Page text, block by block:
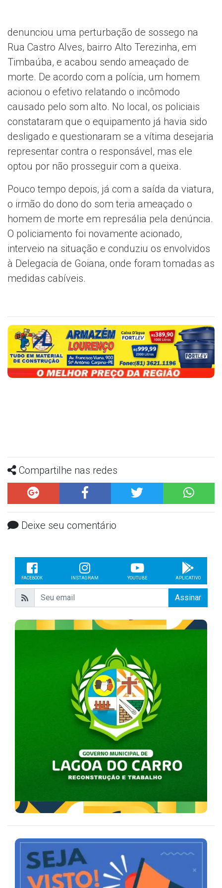
denunciou uma perturbação de sossego na
Rua Castro Alves, bairro Alto Terezinha, em
Timbaúba, e acabou sendo ameaçado de
morte. De acordo com a polícia, um homem
acionou o efetivo relatando o incômodo
causado pelo som alto. No local, os policiais
constataram que o equipamento já havia sido
desligado e questionaram se a vítima desejaria
representar contra o responsável, mas ele
optou por não prosseguir com a queixa.
Pouco tempo depois, já com a saída da viatura,
o irmão do dono do som teria ameaçado o
homem de morte em represália pela denúncia.
O policiamento foi novamente acionado,
interveio na situação e conduziu os envolvidos
à Delegacia de Goiana, onde foram tomadas as
medidas cabíveis.
Compartilhe nas redes
Deixe seu comentário
FACEBOOK INSTAGRAM YOUTUBE APLICATIVO
Assinar